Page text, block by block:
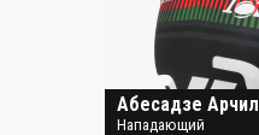
Абесадзе Арчил
Нападающий